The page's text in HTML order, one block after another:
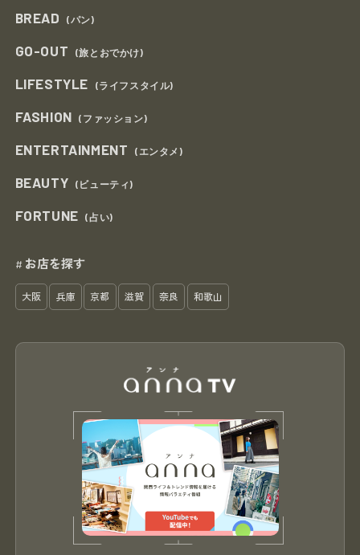
BREAD (パン)
GO-OUT (旅とおでかけ)
LIFESTYLE (ライフスタイル)
FASHION (ファッション)
ENTERTAINMENT (エンタメ)
BEAUTY (ビューティ)
FORTUNE (占い)
# お店を探す
大阪 兵庫 京都 滋賀 奈良 和歌山